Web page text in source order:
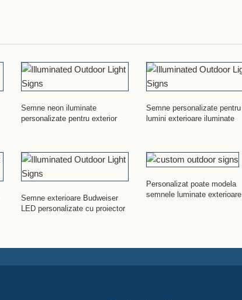
Semne neon iluminate
personalizate pentru exterior
Semne personalizate pentru
lumini exterioare iluminate
Semne exterioare Budweiser
LED personalizate cu proiector
Personalizat poate modela
semnele luminate exterioare